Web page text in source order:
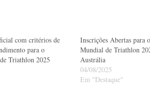
com critérios de
para o
Triathlon 2025
Inscrições Abertas para
Mundial de Triathlon
Austrália
04/08/2025
Em "Destaque"